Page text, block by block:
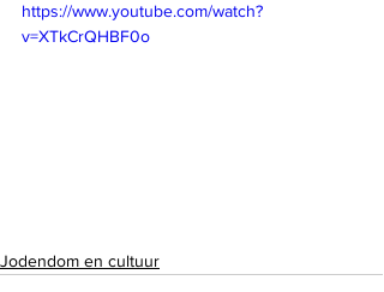
https://www.youtube.com/watch?
v=XTkCrQHBF0o
Jodendom en cultuur